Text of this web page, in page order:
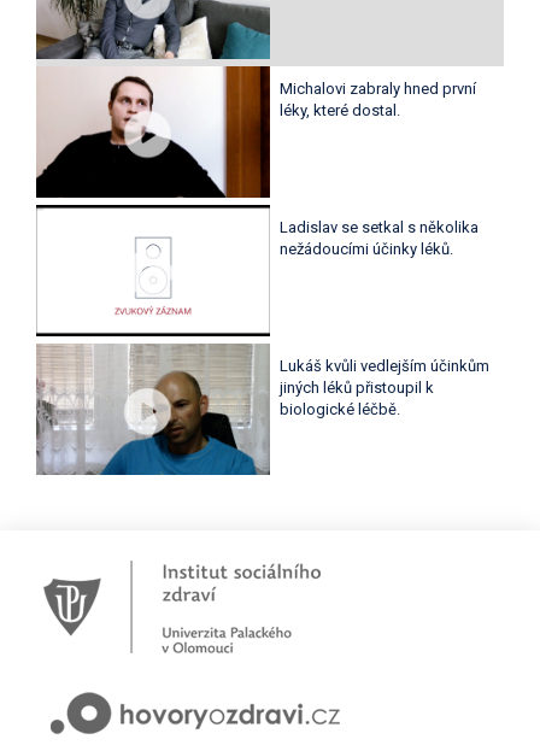
Michalovi zabraly hned první
léky, které dostal.
Ladislav se setkal s několika
nežádoucími účinky léků.
Lukáš kvůli vedlejším účinkům
jiných léků přistoupil k
biologické léčbě.